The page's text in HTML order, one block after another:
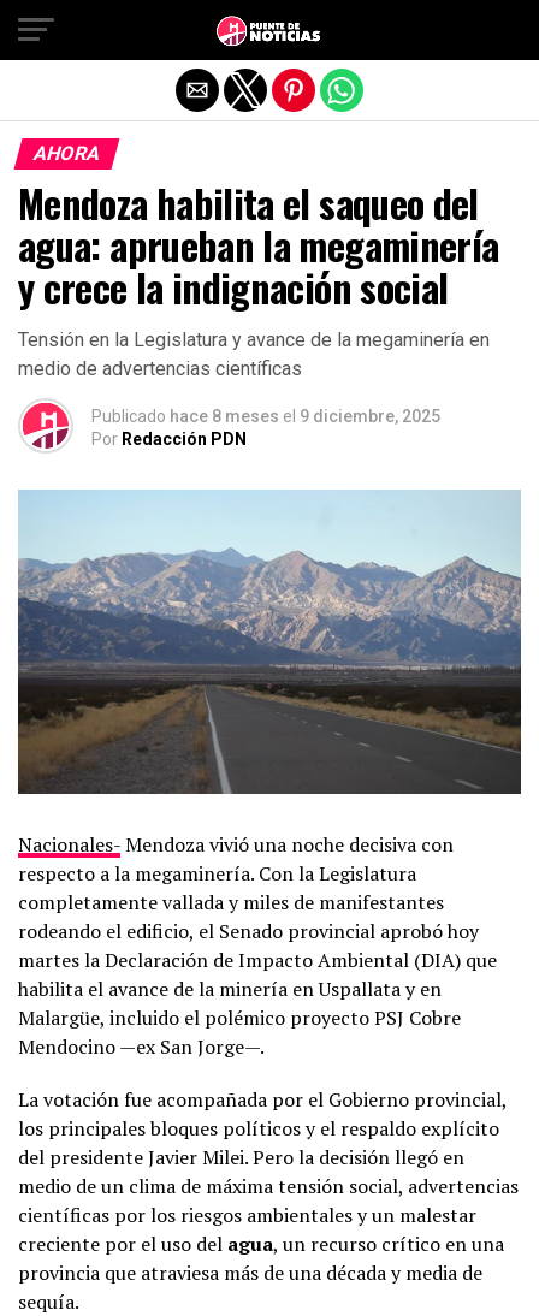
AHORA
Mendoza habilita el saqueo del
agua: aprueban la megaminería
y crece la indignación social
Tensión en la Legislatura y avance de la megaminería en
medio de advertencias científicas
Publicado hace 8 meses el 9 diciembre, 2025
Por Redacción PDN
Nacionales-Mendoza vivió una noche decisiva con
respecto a la megaminería. Con la Legislatura
completamente vallada y miles de manifestantes
rodeando el edificio, el Senado provincial aprobó hoy
martes la Declaración de Impacto Ambiental (DIA) que
habilita el avance de la minería en Uspallata y en
Malargüe, incluido el polémico proyecto PSJ Cobre
Mendocino —ex San Jorge—.
La votación fue acompañada por el Gobierno provincial,
los principales bloques políticos y el respaldo explícito
del presidente Javier Milei. Pero la decisión llegó en
medio de un clima de máxima tensión social, advertencias
científicas por los riesgos ambientales y un malestar
creciente por el uso del agua, un recurso crítico en una
provincia que atraviesa más de una década y media de
sequía.
Salir de la versión móvil